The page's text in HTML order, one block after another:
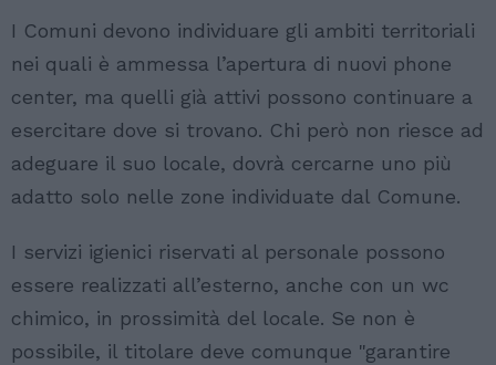
I Comuni devono individuare gli ambiti territoriali
nei quali è ammessa l’apertura di nuovi phone
center, ma quelli già attivi possono continuare a
esercitare dove si trovano. Chi però non riesce ad
adeguare il suo locale, dovrà cercarne uno più
adatto solo nelle zone individuate dal Comune.
I servizi igienici riservati al personale possono
essere realizzati all’esterno, anche con un wc
chimico, in prossimità del locale. Se non è
possibile, il titolare deve comunque "garantire